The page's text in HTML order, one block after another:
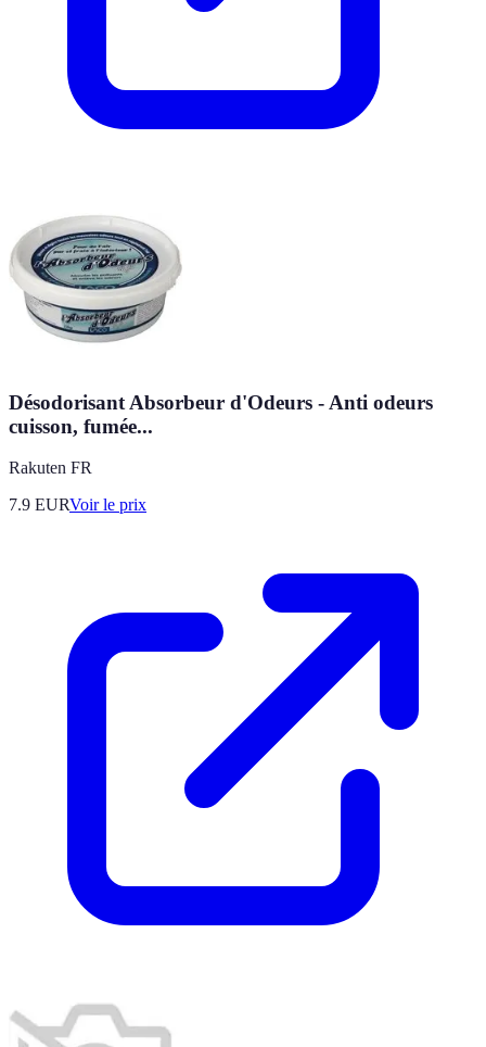
Désodorisant Absorbeur d'Odeurs - Anti odeurs
cuisson, fumée...
Rakuten FR
7.9 EURVoir le prix